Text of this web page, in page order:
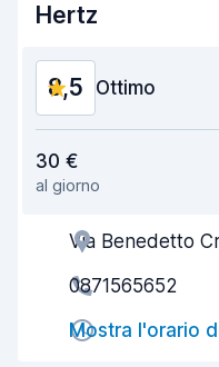
Hertz
8,5 Ottimo
Facile da trovare
Gentilezza degli agenti
Rapidità del ritiro
Rapidità della
30 €
al giorno
Via Benedetto
0871565652
Mostra l'orario